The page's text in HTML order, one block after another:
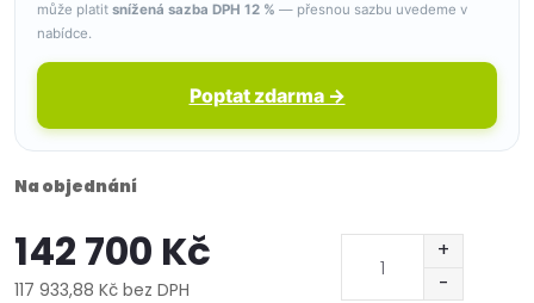
může platit snížená sazba DPH 12 % — přesnou sazbu uvedeme v
nabídce.
Poptat zdarma →
Na objednání
142 700 Kč
117 933,88 Kč bez DPH